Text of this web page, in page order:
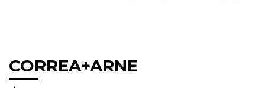
CORREA+ARNE